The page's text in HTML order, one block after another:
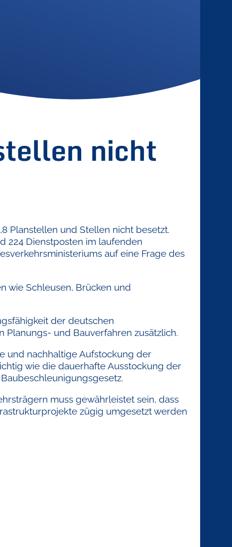
nicht
Planstellen und Stellen nicht besetzt.
224 Dienstposten im laufenden
auf eine Frage des
wie Schleusen, Brücken und
der deutschen
Planungs- und Bauverfahren zusätzlich.
und nachhaltige Aufstockung der
wie die dauerhafte Ausstockung der
muss gewährleistet sein, dass
zügig umgesetzt werden